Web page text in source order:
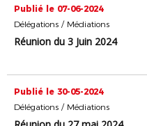
Publié le 07-06-2024
Délégations / Médiations
Réunion du 3 Juin 2024
Publié le 30-05-2024
Délégations / Médiations